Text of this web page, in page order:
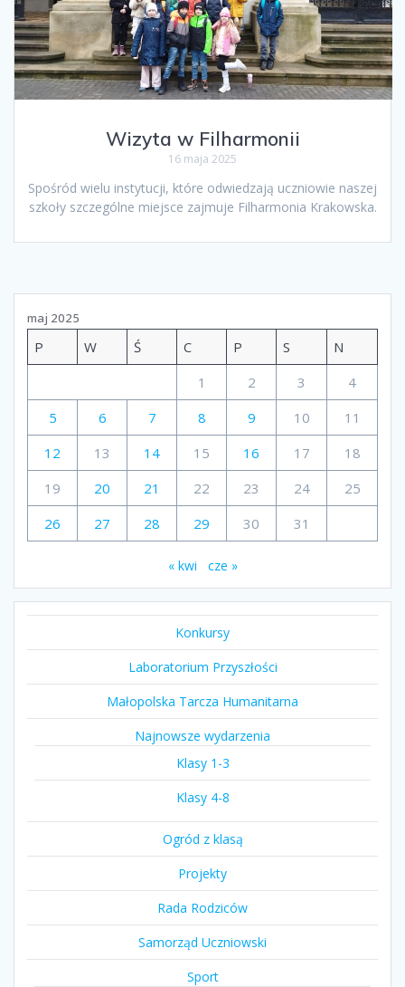
Wizyta w Filharmonii
16 maja 2025
Spośród wielu instytucji, które odwiedzają uczniowie naszej
szkoły szczególne miejsce zajmuje Filharmonia Krakowska.
maj 2025
P W Ś C P S
N
1
2 3
4
5
6 7 8 9 10
11
12
13 14 15 16 17
18
19
20 21 22 23 24
25
26
27 28 29 30 31
« kwi cze »
Konkursy
Laboratorium Przyszłości
Małopolska Tarcza Humanitarna
Najnowsze wydarzenia
Klasy 1-3
Klasy 4-8
Ogród z klasą
Projekty
Rada Rodziców
Samorząd Uczniowski
Sport